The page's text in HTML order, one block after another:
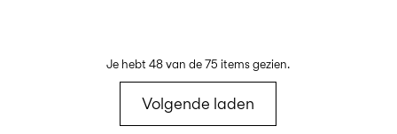
Je hebt 48 van de 75 items gezien.
Volgende laden